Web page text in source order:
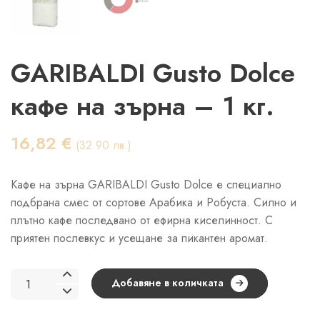
GARIBALDI Gusto Dolce
кафе на зърна – 1 кг.
16,82 € (32.90 лв.)
Кафе на зърна GARIBALDI Gusto Dolce е специално
подбрана смес от сортове Арабика и Робуста. Силно и
плътно кафе последвано от ефирна киселинност. С
приятен послевкус и усещане за пикантен аромат.
количество
Добавяне в количката